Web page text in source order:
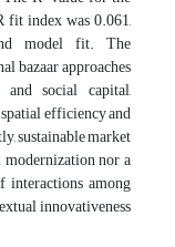
fit index was 0.061,
model fit. The
bazaar approaches
social capital,
efficiency and
sustainable market
nor a
among
innovativeness